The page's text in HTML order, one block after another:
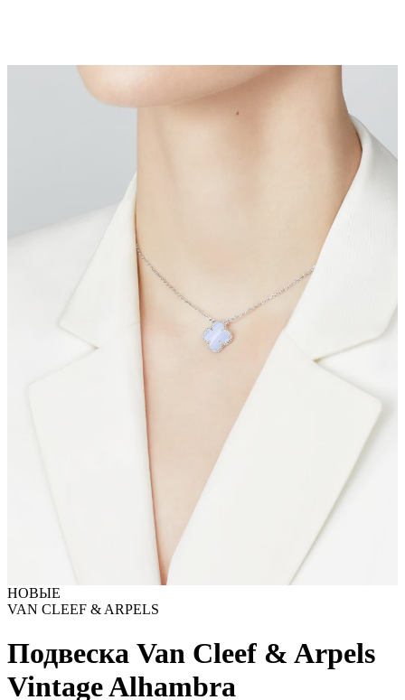
НОВЫЕ
VAN CLEEF & ARPELS
Подвеска Van Cleef & Arpels
Vintage Alhambra